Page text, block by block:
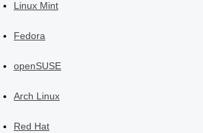
Linux Mint
Fedora
openSUSE
Arch Linux
Red Hat